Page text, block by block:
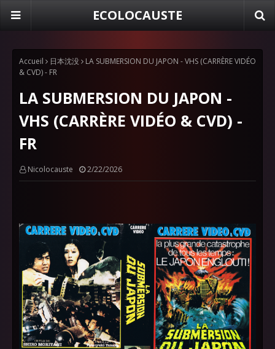
ECOLOCAUSTE
Accueil 日本沈没
LA SUBMERSION DU JAPON - VHS (CARRÈRE VIDÉO
& CVD) - FR
LA SUBMERSION DU JAPON -
VHS (CARRÈRE VIDÉO & CVD) -
FR
Nicolocauste 2/22/2026